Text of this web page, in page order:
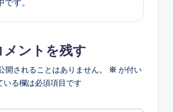
す。
メントを残す
開されることはありません。 ※ が付い
いる欄は必須項目です